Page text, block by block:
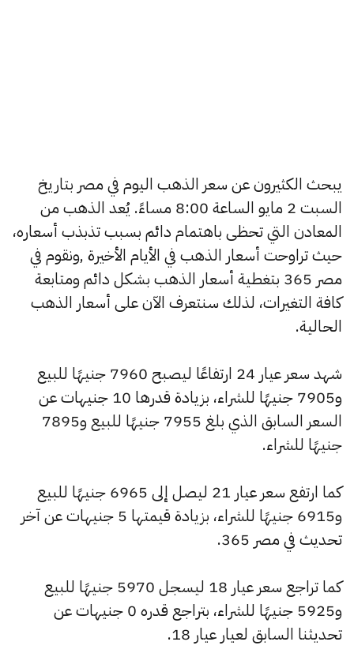
يبحث الكثيرون عن سعر الذهب اليوم في مصر بتاريخ
السبت 2 مايو الساعة 8:00 مساءً. يُعد الذهب من
المعادن التي تحظى باهتمام دائم بسبب تذبذب أسعاره،
حيث تراوحت أسعار الذهب في الأيام الأخيرة ,ونقوم في
مصر 365 بتغطية أسعار الذهب بشكل دائم ومتابعة
كافة التغيرات، لذلك سنتعرف الآن على أسعار الذهب
الحالية.
شهد سعر عيار 24 ارتفاعًا ليصبح 7960 جنيهًا للبيع
و7905 جنيهًا للشراء، بزيادة قدرها 10 جنيهات عن
السعر السابق الذي بلغ 7955 جنيهًا للبيع و7895
جنيهًا للشراء.
كما ارتفع سعر عيار 21 ليصل إلى 6965 جنيهًا للبيع
و6915 جنيهًا للشراء، بزيادة قيمتها 5 جنيهات عن آخر
تحديث في مصر 365.
كما تراجع سعر عيار 18 ليسجل 5970 جنيهًا للبيع
و5925 جنيهًا للشراء، بتراجع قدره 0 جنيهات عن
تحديثنا السابق لعيار عيار 18.